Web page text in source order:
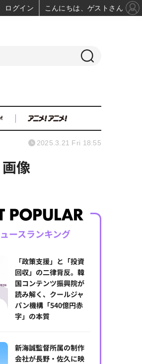
像
2025.3.21 Fri 18:55
ースランキング
「政策支援」と「投資
回収」の二律背反。韓
国コンテンツ振興院が
読み解く、クールジャ
パン機構「540億円赤
字」の本質
新海誠監督所属の制作
会社が長野・佐久に映
ログイン こんにちは、ゲストさん